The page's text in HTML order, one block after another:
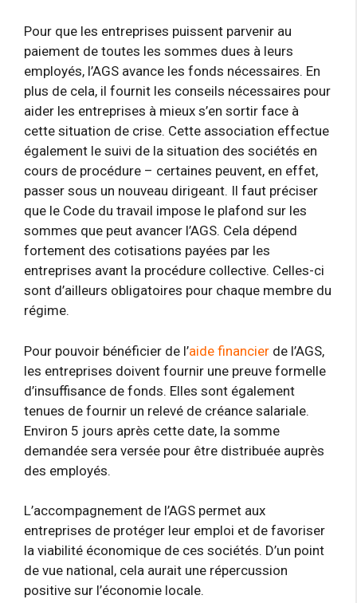
Pour que les entreprises puissent parvenir au
paiement de toutes les sommes dues à leurs
employés, l’AGS avance les fonds nécessaires. En
plus de cela, il fournit les conseils nécessaires pour
aider les entreprises à mieux s’en sortir face à
cette situation de crise. Cette association effectue
également le suivi de la situation des sociétés en
cours de procédure – certaines peuvent, en effet,
passer sous un nouveau dirigeant. Il faut préciser
que le Code du travail impose le plafond sur les
sommes que peut avancer l’AGS. Cela dépend
fortement des cotisations payées par les
entreprises avant la procédure collective. Celles-ci
sont d’ailleurs obligatoires pour chaque membre du
régime.
Pour pouvoir bénéficier de l’aide financier de l’AGS,
les entreprises doivent fournir une preuve formelle
d’insuffisance de fonds. Elles sont également
tenues de fournir un relevé de créance salariale.
Environ 5 jours après cette date, la somme
demandée sera versée pour être distribuée auprès
des employés.
L’accompagnement de l’AGS permet aux
entreprises de protéger leur emploi et de favoriser
la viabilité économique de ces sociétés. D’un point
de vue national, cela aurait une répercussion
positive sur l’économie locale.